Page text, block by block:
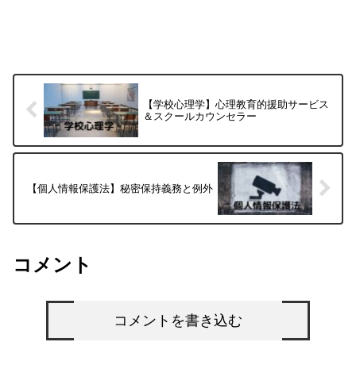
【学校心理学】心理教育的援助サービス
＆スクールカウンセラー
【個人情報保護法】秘密保持義務と例外
コメント
コメントを書き込む